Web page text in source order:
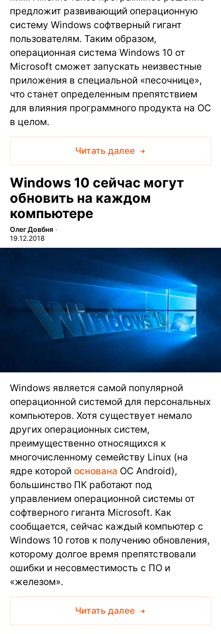
предложит развивающий операционную
систему Windows софтверный гигант
пользователям. Таким образом,
операционная система Windows 10 от
Microsoft сможет запускать неизвестные
приложения в специальной «песочнице»,
что станет определенным препятствием
для влияния программного продукта на ОС
в целом.
Читать далее
Windows 10 сейчас могут
обновить на каждом
компьютере
Олег Довбня ∙
19.12.2018
Windows является самой популярной
операционной системой для персональных
компьютеров. Хотя существует немало
других операционных систем,
преимущественно относящихся к
многочисленному семейству Linux (на
ядре которой основана ОС Android),
большинство ПК работают под
управлением операционной системы от
софтверного гиганта Microsoft. Как
сообщается, сейчас каждый компьютер с
Windows 10 готов к получению обновления,
которому долгое время препятствовали
ошибки и несовместимость с ПО и
«железом».
Читать далее